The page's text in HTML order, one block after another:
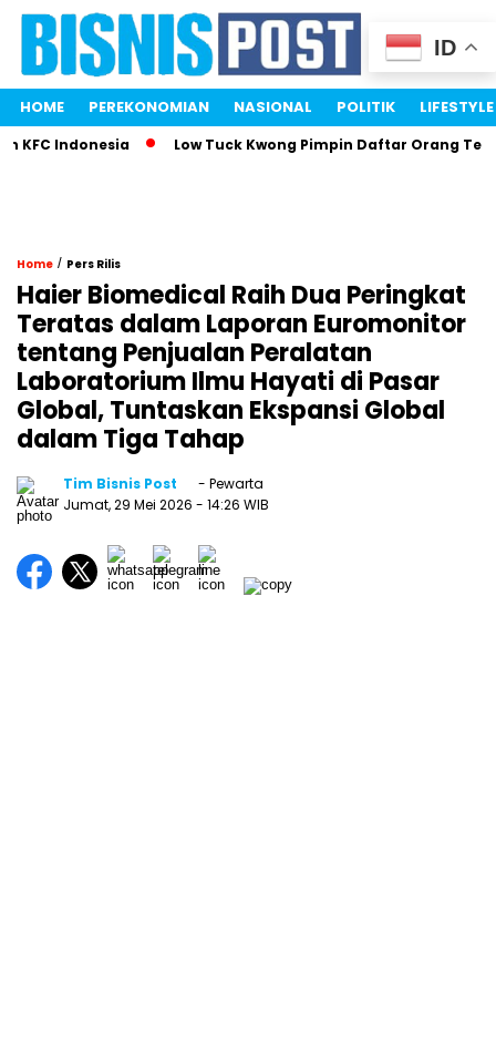
HOME PEREKONOMIAN NASIONAL POLITIK LIFESTYLE
Indonesia Low Tuck Kwong Pimpin Daftar Orang
Home / Pers Rilis
Haier Biomedical Raih Dua Peringkat
Teratas dalam Laporan Euromonitor
tentang Penjualan Peralatan
Laboratorium Ilmu Hayati di Pasar
Global, Tuntaskan Ekspansi Global
dalam Tiga Tahap
Tim Bisnis Post
- Pewarta
Jumat, 29 Mei 2026 - 14:26 WIB
ID